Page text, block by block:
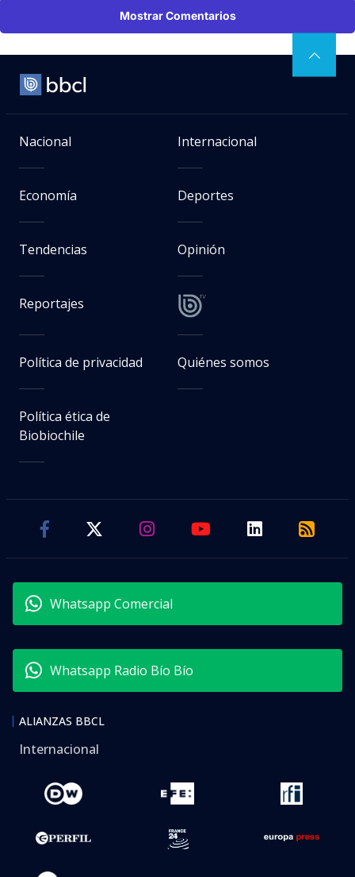
Mostrar Comentarios
Nacional Internacional
Economía Deportes
Tendencias Opinión
Reportajes
Política de privacidad Quiénes somos
Política ética de
Biobiochile
Whatsapp Comercial
Whatsapp Radio Bío Bío
ALIANZAS BBCL
Internacional